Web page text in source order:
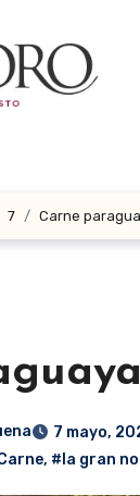
7 Carne
7 mayo,
, #la gran